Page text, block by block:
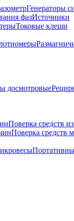
Генераторы
фазИсточники
Токовые клещи
досмотровые
Поверка средств
Поверка средств